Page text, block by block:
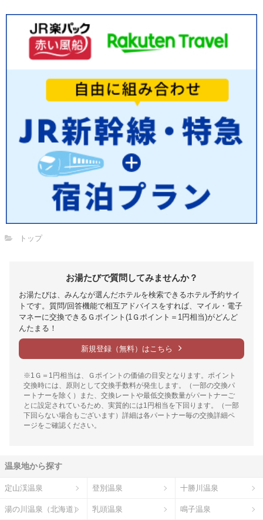
トップ
お湯たびで質問してみませんか？
お湯たびは、みんなが選んだホテルを検索できるホテル予約サイ
トです。質問/回答機能で相互アドバイスをすれば、マイル・電子
マネーに交換できるＧポイント(1Ｇポイント＝1円相当)がどんど
んたまる！
新規登録（無料）はこちら
※1Ｇ＝1円相当は、Ｇポイントの価値の目安となります。ポイント
交換時には、原則として交換手数料が発生します。（一部の交換パ
ートナーを除く）また、交換レートや最低交換数量がパートナーご
とに設定されているため、実質的には1円相当を下回ります。（一部
下回らない場合もございます）詳細は各パートナー毎の交換詳細ペ
ージをご確認ください。
温泉地から探す
定山渓温泉 登別温泉 十勝川温泉
湯の川温泉（北海道） 乳頭温泉 鳴子温泉